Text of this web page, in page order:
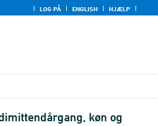
LOG PÅ ENGLISH HJÆLP
køn og